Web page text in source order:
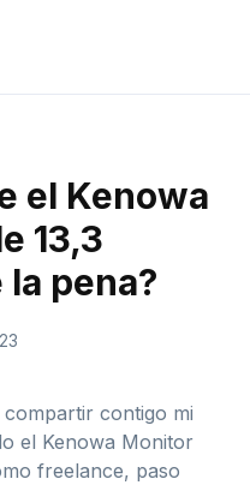
el Kenowa
13,3
la pena?
contigo mi
el Kenowa Monitor
freelance, paso